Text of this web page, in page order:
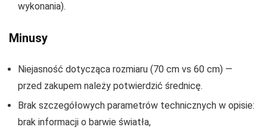
wykonania).
Minusy
Niejasność dotycząca rozmiaru (70 cm vs 60 cm) —
przed zakupem należy potwierdzić średnicę.
Brak szczegółowych parametrów technicznych w opisie:
brak informacji o barwie światła,